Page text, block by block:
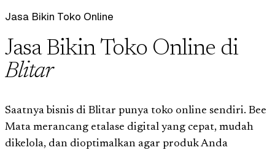
Jasa Bikin Toko Online
Jasa Bikin Toko Online di
Blitar
Saatnya bisnis di Blitar punya toko online sendiri. Bee
Mata merancang etalase digital yang cepat, mudah
dikelola, dan dioptimalkan agar produk Anda